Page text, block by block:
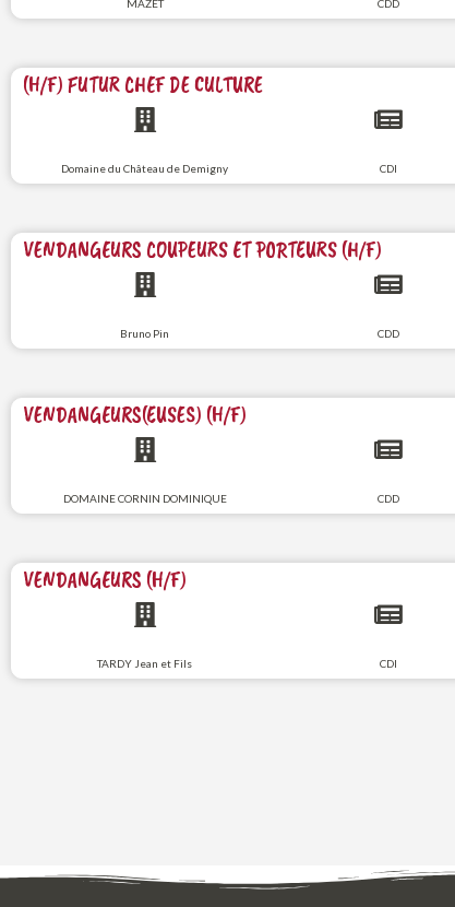
MAZET CDD
(H/F) FUTUR CHEF DE CULTURE
Domaine du Château de Demigny CDI
VENDANGEURS COUPEURS ET PORTEURS (H/F)
Bruno Pin CDD
VENDANGEURS(EUSES) (H/F)
DOMAINE CORNIN DOMINIQUE CDD
VENDANGEURS (H/F)
TARDY Jean et Fils CDI